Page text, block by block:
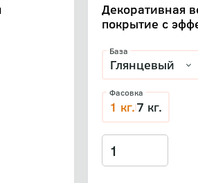
Декоративная
покрытие с
База
Фасовка
1 кг.7 кг.